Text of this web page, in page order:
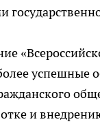
успешные
и